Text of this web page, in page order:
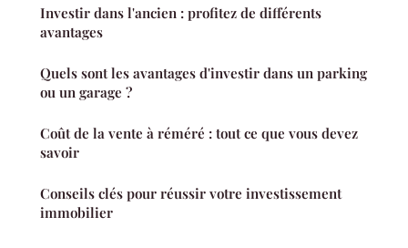
Investir dans l'ancien : profitez de différents
avantages
Quels sont les avantages d'investir dans un parking
ou un garage ?
Coût de la vente à réméré : tout ce que vous devez
savoir
Conseils clés pour réussir votre investissement
immobilier